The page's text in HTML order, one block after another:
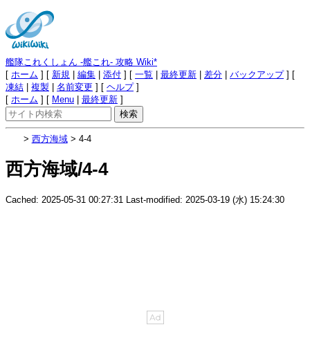
艦隊これくしょん -艦これ- 攻略 Wiki*
[ ホーム ] [ 新規 編集 添付 ] [ 一覧 最終更新 差分 バックアップ] [
凍結
複製 名前変更 ] [ ヘルプ]
[ ホーム ] [ Menu 最終更新 ]
> 西方海域> 4-4
西方海域/4-4
Cached: 2025-05-31 00:27:31 Last-modified: 2025-03-19 (水) 15:24:30